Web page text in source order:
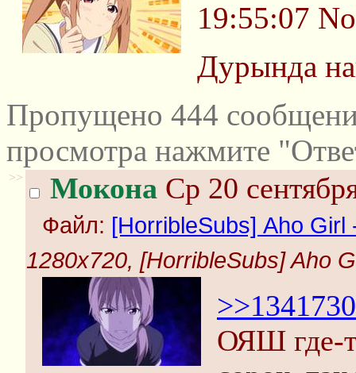
19:55:07
Дурында
Пропущено 444
просмотра нажмите
>> Мокона Ср 20
Файл: [HorribleSubs] Aho
1280x720, [HorribleSubs] Aho
>>1341730
ОЯШ где-